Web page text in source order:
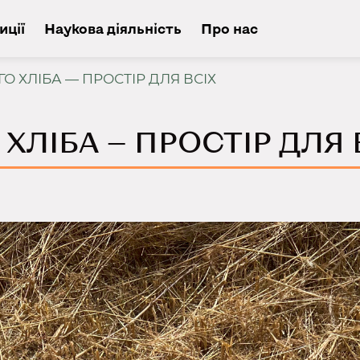
Наукова діяльність Про нас
ХЛІБА — ПРОСТІР ДЛЯ ВСІХ
— ПРОСТІР ДЛЯ